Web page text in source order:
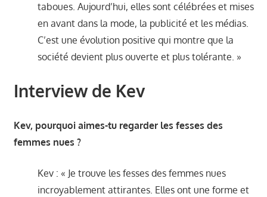
taboues. Aujourd’hui, elles sont célébrées et mises
en avant dans la mode, la publicité et les médias.
C’est une évolution positive qui montre que la
société devient plus ouverte et plus tolérante. »
Interview de Kev
Kev, pourquoi aimes-tu regarder les fesses des
femmes nues ?
Kev : « Je trouve les fesses des femmes nues
incroyablement attirantes. Elles ont une forme et